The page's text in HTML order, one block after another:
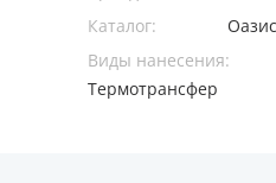
Каталог:
Оазис
Виды нанесения:
Термотрансфер